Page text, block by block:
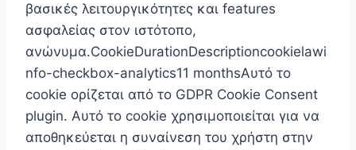
βασικές λειτουργικότητες και features
ασφαλείας στον ιστότοπο,
ανώνυμα.CookieDurationDescriptioncookielawi
nfo-checkbox-analytics11 monthsΑυτό το
cookie ορίζεται από το GDPR Cookie Consent
plugin. Αυτό το cookie χρησιμοποιείται για να
αποθηκεύεται η συναίνεση του χρήστη στην